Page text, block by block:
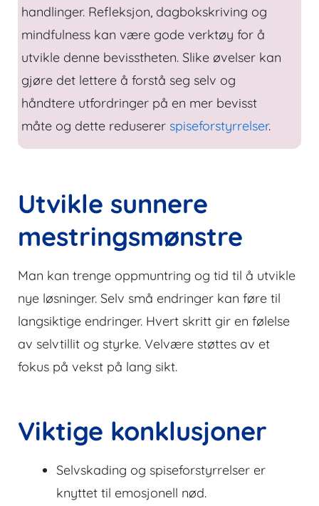
handlinger. Refleksjon, dagbokskriving og
mindfulness kan være gode verktøy for å
utvikle denne bevisstheten. Slike øvelser kan
gjøre det lettere å forstå seg selv og
håndtere utfordringer på en mer bevisst
måte og dette reduserer spiseforstyrrelser.
Utvikle sunnere
mestringsmønstre
Man kan trenge oppmuntring og tid til å utvikle
nye løsninger. Selv små endringer kan føre til
langsiktige endringer. Hvert skritt gir en følelse
av selvtillit og styrke. Velvære støttes av et
fokus på vekst på lang sikt.
Viktige konklusjoner
Selvskading og spiseforstyrrelser er
knyttet til emosjonell nød.